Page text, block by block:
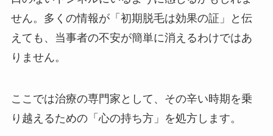
せん。多くの情報が「初期脱毛は効果の証」と伝
えても、当事者の不安が簡単に消えるわけではあ
りません。
ここでは治療の専門家として、その辛い時期を乗
り越えるための「心の持ち方」を処方します。